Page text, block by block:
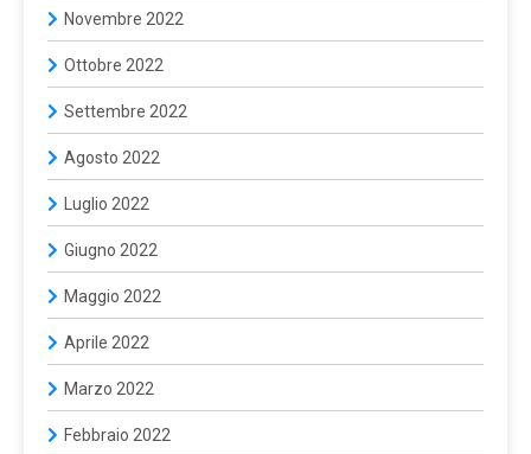
Novembre 2022
Ottobre 2022
Settembre 2022
Agosto 2022
Luglio 2022
Giugno 2022
Maggio 2022
Aprile 2022
Marzo 2022
Febbraio 2022